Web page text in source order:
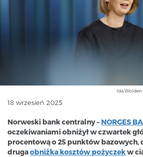
Ida Wolden
18 wrzesień 2025
Norweski bank centralny – NORGES
oczekiwaniami obniżył w czwartek
procentową o 25 punktów bazowych,
drugaobniżka kosztów pożyczekw